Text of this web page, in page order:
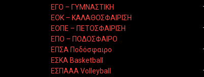
ΕΓΟ – ΓΥΜΝΑΣΤΙΚΗ
ΕΟΚ – ΚΑΛΑΘΟΣΦΑΙΡΙΣΗ
ΕΟΠΕ – ΠΕΤΟΣΦΑΙΡΙΣΗ
ΕΠΟ – ΠΟΔΟΣΦΑΙΡΟ
ΕΠΣΑ Ποδόσφαιρο
ΕΣΚΑ Basketball
ΕΣΠΑΑΑ Volleyball